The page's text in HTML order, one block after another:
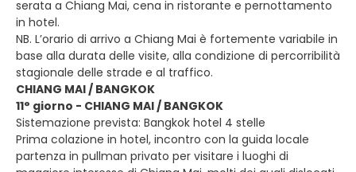
serata a Chiang Mai, cena in ristorante e pernottamento
in hotel.
NB. L’orario di arrivo a Chiang Mai è fortemente variabile in
base alla durata delle visite, alla condizione di percorribilità
stagionale delle strade e al traffico.
CHIANG MAI / BANGKOK
11° giorno - CHIANG MAI / BANGKOK
Sistemazione prevista: Bangkok hotel 4 stelle
Prima colazione in hotel, incontro con la guida locale
partenza in pullman privato per visitare i luoghi di